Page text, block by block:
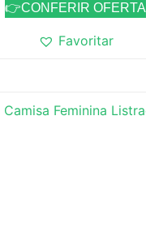
👉CONFERIR OFERTA
Favoritar